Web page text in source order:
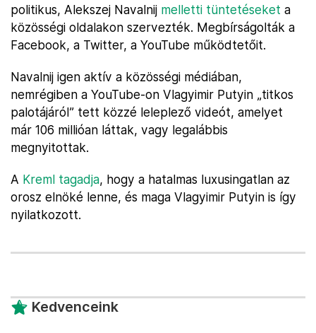
politikus, Alekszej Navalnij melletti tüntetéseket a
közösségi oldalakon szervezték. Megbírságolták a
Facebook, a Twitter, a YouTube működtetőit.
Navalnij igen aktív a közösségi médiában,
nemrégiben a YouTube-on Vlagyimir Putyin „titkos
palotájáról” tett közzé leleplező videót, amelyet
már 106 millióan láttak, vagy legalábbis
megnyitottak.
A Kreml tagadja, hogy a hatalmas luxusingatlan az
orosz elnöké lenne, és maga Vlagyimir Putyin is így
nyilatkozott.
Kedvenceink